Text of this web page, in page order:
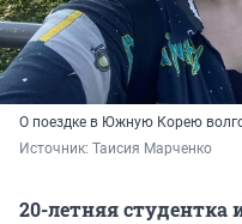
О поездке в Южную Корею
Источник: Таисия Марченко
20-летняя студентка